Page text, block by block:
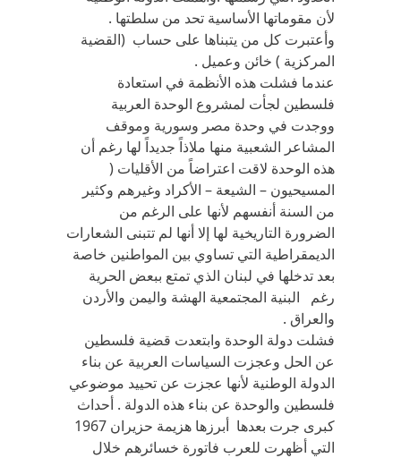
لأن مقوماتها الأساسية تحد من سلطتها .
وأعتبرت كل من يتبناها على حساب (القضية
المركزية ) خائن وعميل .
عندما فشلت هذه الأنظمة في استعادة
فلسطين لجأت لمشروع الوحدة العربية
ووجدت في وحدة مصر وسورية وموقف
المشاعر الشعبية منها ملاذاً جديداً لها رغم أن
هذه الوحدة لاقت اعتراضاً من الأقليات (
المسيحيون – الشيعة – الأكراد وغيرهم وكثير
من السنة أنفسهم لأنها على الرغم من
الضرورة التاريخية لها إلا أنها لم تتبنى الشعارات
الديمقراطية التي تساوي بين المواطنين خاصة
بعد تدخلها في لبنان الذي تمتع ببعض الحرية
رغم البنية المجتمعية الهشة واليمن والأردن
والعراق .
فشلت دولة الوحدة وابتعدت قضية فلسطين
عن الحل وعجزت السياسات العربية عن بناء
الدولة الوطنية لأنها عجزت عن تحييد موضوعي
فلسطين والوحدة عن بناء هذه الدولة . أحداث
كبرى جرت بعدها أبرزها هزيمة حزيران 1967
التي أظهرت للعرب فاتورة خسائرهم خلال